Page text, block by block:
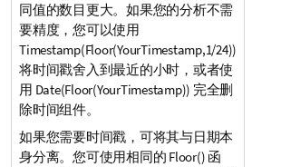
同值的数目更大。如果您的分析不需
要精度，您可以使用
Timestamp(Floor(YourTimestamp,1/24))
将时间戳舍入到最近的小时，或者使
用 Date(Floor(YourTimestamp)) 完全删
除时间组件。
如果您需要时间戳，可将其与日期本
身分离。您可使用相同的 Floor() 函